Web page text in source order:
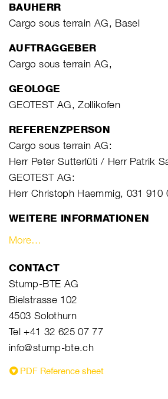
BAUHERR
Cargo sous terrain AG, Basel
AUFTRAGGEBER
Cargo sous terrain AG,
GEOLOGE
GEOTEST AG, Zollikofen
REFERENZPERSON
Cargo sous terrain AG:
Herr Peter Sutterlüti / Herr Patrik
GEOTEST AG:
Herr Christoph Haemmig, 031 910
WEITERE INFORMATIONEN
More…
CONTACT
Stump-BTE AG
Bielstrasse 102
4503 Solothurn
Tel +41 32 625 07 77
info@stump-bte.ch
PDF Reference sheet